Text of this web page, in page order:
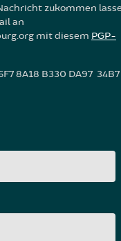
zukommen
an
mit diesem PGP-
8A18 B330 DA97 34B7